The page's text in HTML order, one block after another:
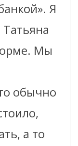
Я
Мы
обычно
а то